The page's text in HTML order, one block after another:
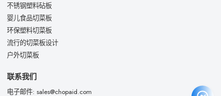
不锈钢塑料砧板
婴儿食品切菜板
环保塑料切菜板
流行的切菜板设计
户外切菜板
联系我们
电子邮件: sales@chopaid.com